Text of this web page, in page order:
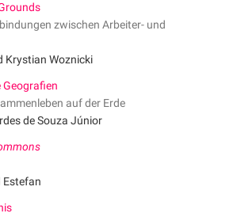
zwischen Arbeiter- und
Krystian Woznicki
Geografien
auf der Erde
de Souza Júnior
Estefan